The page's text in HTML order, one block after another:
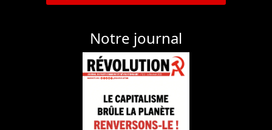
Notre journal